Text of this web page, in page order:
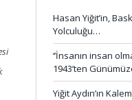
Hasan Yiğit’in,
Yolculuğu…
‘’İnsanın insan
1943’ten
Yiğit Aydın’ın